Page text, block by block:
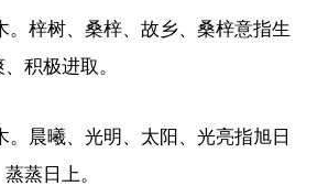
。梓树、桑梓、故乡、桑梓意指生
积极进取。
。晨曦、光明、太阳、光亮指旭日
蒸日上。